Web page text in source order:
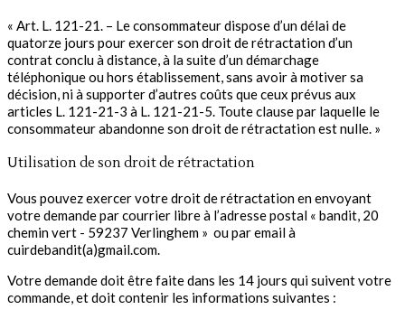
« Art. L. 121-21. – Le consommateur dispose d’un délai de
quatorze jours pour exercer son droit de rétractation d’un
contrat conclu à distance, à la suite d’un démarchage
téléphonique ou hors établissement, sans avoir à motiver sa
décision, ni à supporter d’autres coûts que ceux prévus aux
articles L. 121-21-3 à L. 121-21-5. Toute clause par laquelle le
consommateur abandonne son droit de rétractation est nulle. »
Utilisation de son droit de rétractation
Vous pouvez exercer votre droit de rétractation en envoyant
votre demande par courrier libre à l’adresse postal « bandit, 20
chemin vert - 59237 Verlinghem » ou par email à
cuirdebandit(a)gmail.com.
Votre demande doit être faite dans les 14 jours qui suivent votre
commande, et doit contenir les informations suivantes :